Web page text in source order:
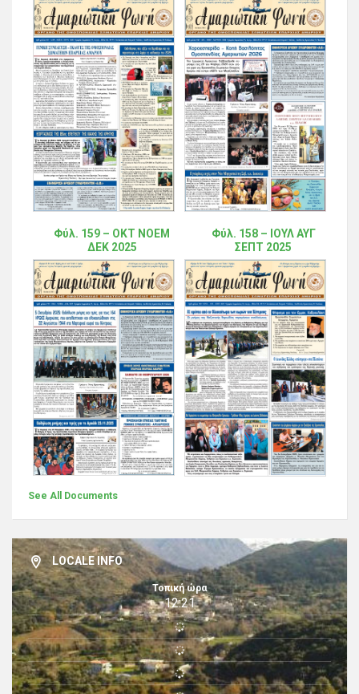
Φύλ. 159 – ΟΚΤ ΝΟΕΜ
ΔΕΚ 2025
Φύλ. 158 – ΙΟΥΛ ΑΥΓ
ΣΕΠΤ 2025
See All Documents
LOCALE INFO
Τοπική ώρα
12:21